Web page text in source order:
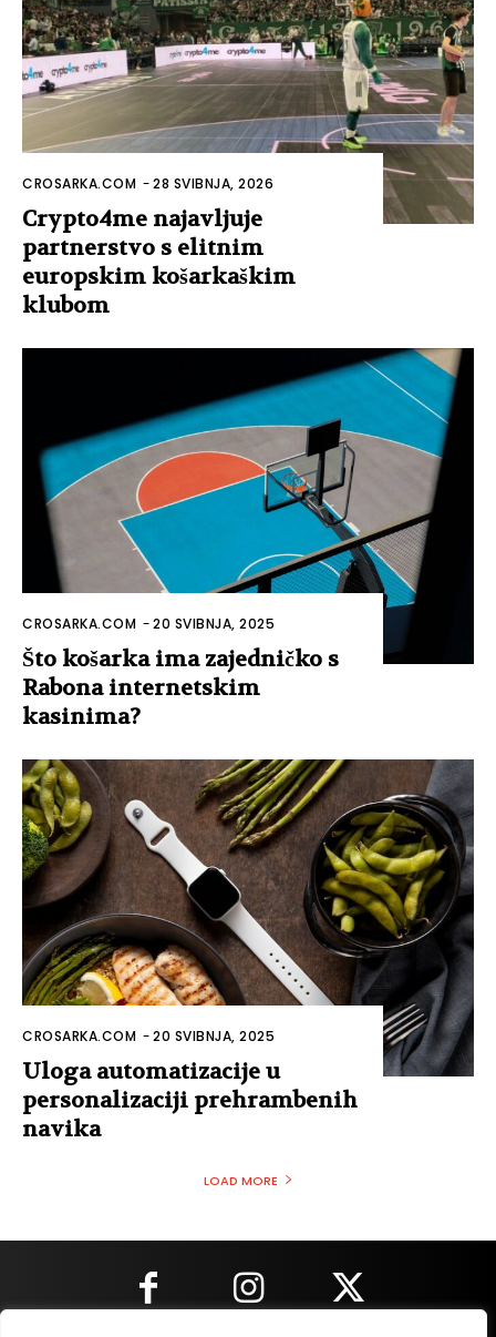
CROSARKA.COM -28 SVIBNJA, 2026
Crypto4me najavljuje
partnerstvo s elitnim
europskim košarkaškim
klubom
CROSARKA.COM -20 SVIBNJA, 2025
Što košarka ima zajedničko s
Rabona internetskim
kasinima?
CROSARKA.COM -20 SVIBNJA, 2025
Uloga automatizacije u
personalizaciji prehrambenih
navika
LOAD MORE